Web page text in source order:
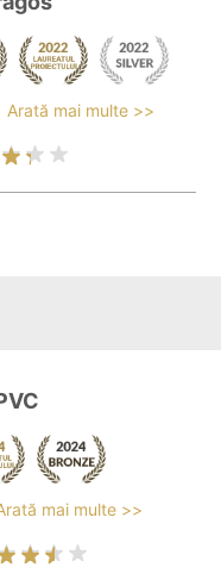
Arată mai multe >>
mai multe >>